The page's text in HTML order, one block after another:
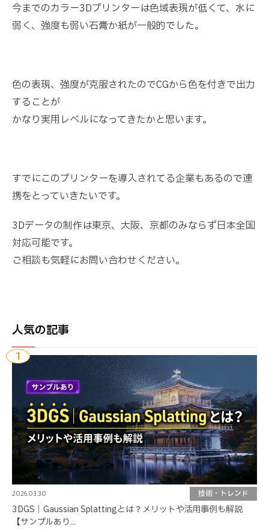
今までのカラー3Dプリンターは色域表現が低くて、水に
弱く、強度も弱い石膏か紙が一般的でした。
色の表現、強度が克服されたのでCGから色を付きで出力
することが
かなり実用レベルになってきたかと思います。
すでにこのプリンターを導入されてる企業もあるので連
携をとっていきたいです。
3Dデータの制作は東京、大阪、京都のみならず日本全国
対応可能です。
ご相談も気軽にお問い合わせください。
人気の記事
2026.03.30 技術・トレンド
3DGS｜Gaussian Splattingとは？メリットや活用事例も解説
【サンプルあり...
1